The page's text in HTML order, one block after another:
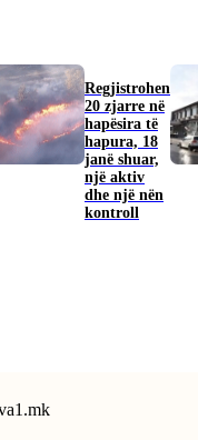
Regjistrohen
20 zjarre në
hapësira të
hapura, 18
janë shuar,
një aktiv
dhe një nën
kontroll